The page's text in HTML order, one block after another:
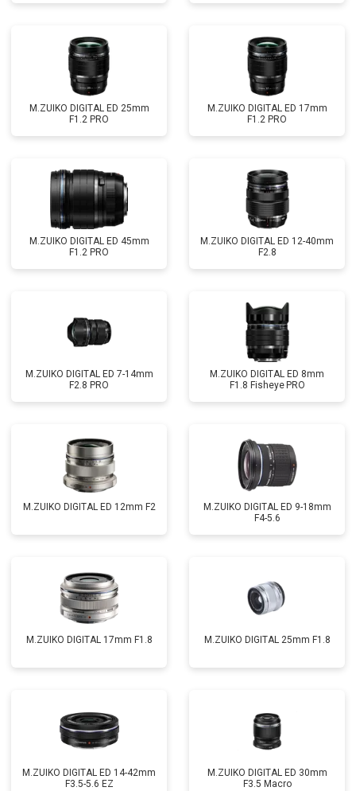
M.ZUIKO DIGITAL ED 25mm
F1.2 PRO
M.ZUIKO DIGITAL ED 17mm
F1.2 PRO
M.ZUIKO DIGITAL ED 45mm
F1.2 PRO
M.ZUIKO DIGITAL ED 12-40mm
F2.8
M.ZUIKO DIGITAL ED 7-14mm
F2.8 PRO
M.ZUIKO DIGITAL ED 8mm
F1.8 Fisheye PRO
M.ZUIKO DIGITAL ED 12mm F2
M.ZUIKO DIGITAL ED 9-18mm
F4-5.6
M.ZUIKO DIGITAL 17mm F1.8 M.ZUIKO DIGITAL 25mm F1.8
M.ZUIKO DIGITAL ED 14-42mm
F3.5-5.6 EZ
M.ZUIKO DIGITAL ED 30mm
F3.5 Macro